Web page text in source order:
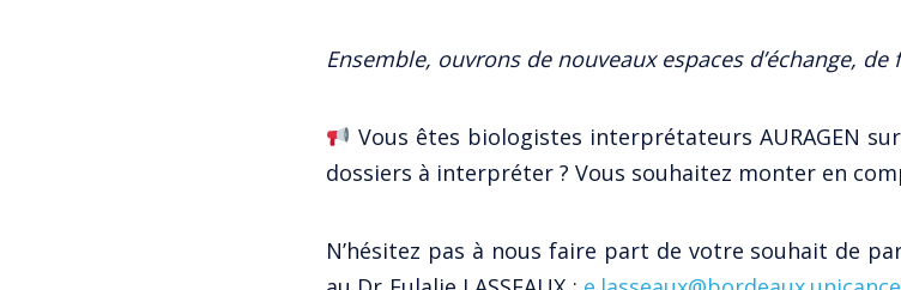
Ensemble, ouvrons de nouveaux espaces d’échange,
Vous êtes biologistes interprétateurs AURAGEN
dossiers à interpréter ? Vous souhaitez monter en
N’hésitez pas à nous faire part de votre souhait de